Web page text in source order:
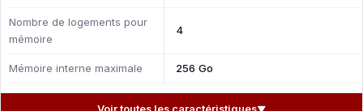
Nombre de logements pour
mémoire
4
Mémoire interne maximale 256 Go